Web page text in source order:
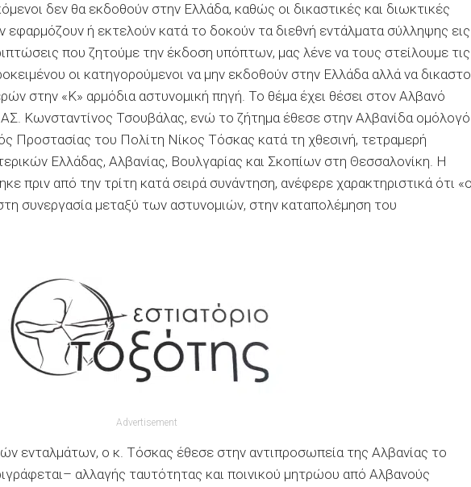
δεν θα εκδοθούν στην Ελλάδα, καθώς οι δικαστικές και διωκτικές
εφαρμόζουν ή εκτελούν κατά το δοκούν τα διεθνή εντάλματα σύλληψης εις
που ζητούμε την έκδοση υπόπτων, μας λένε να τους στείλουμε τις
οι κατηγορούμενοι να μην εκδοθούν στην Ελλάδα αλλά να
στην «Κ» αρμόδια αστυνομική πηγή. Το θέμα έχει θέσει στον Αλβανό
Κωνσταντίνος Τσουβάλας, ενώ το ζήτημα έθεσε στην Αλβανίδα ομόλογό
Προστασίας του Πολίτη Νίκος Τόσκας κατά τη χθεσινή, τετραμερή
Ελλάδας, Αλβανίας, Βουλγαρίας και Σκοπίων στη Θεσσαλονίκη. Η
πριν από την τρίτη κατά σειρά συνάντηση, ανέφερε χαρακτηριστικά ότι
συνεργασία μεταξύ των αστυνομιών, στην καταπολέμηση του
Advertisement
ενταλμάτων, ο κ. Τόσκας έθεσε στην αντιπροσωπεία της Αλβανίας το
αλλαγής ταυτότητας και ποινικού μητρώου από Αλβανούς